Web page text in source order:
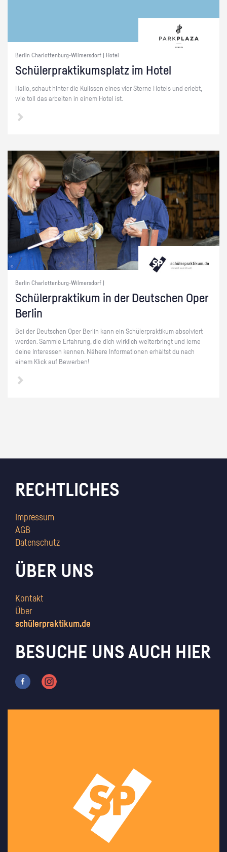
Berlin Charlottenburg-Wilmersdorf | Hotel
Schü­ler­prak­ti­kums­platz im Hotel
Hallo, schaut hin­ter die Ku­lis­sen eines vier Ster­ne Ho­tels und er­lebt,
wie toll das ar­bei­ten in einem Hotel ist.
Berlin Charlottenburg-Wilmersdorf |
Schü­ler­prak­ti­kum in der Deut­schen Oper
Ber­lin
Bei der Deut­schen Oper Ber­lin kann ein Schü­ler­prak­ti­kum ab­sol­viert
wer­den. Samm­le Er­fah­rung, die dich wirk­lich wei­ter­bringt und lerne
deine In­ter­es­sen ken­nen. Nä­he­re In­for­ma­tio­nen er­hältst du nach
einem Klick auf Be­wer­ben!
RECHTLICHES
Impressum
AGB
Datenschutz
ÜBER UNS
Kontakt
Über
schülerpraktikum.de
BESUCHE UNS AUCH HIER